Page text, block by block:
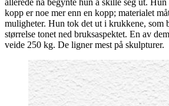
allerede nå begynte hun å skille seg ut.
kopp er noe mer enn en kopp; materialet
muligheter. Hun tok det ut i krukkene, som
størrelse tonet ned bruksaspektet. En av
veide 250 kg. De ligner mest på skulpturer.